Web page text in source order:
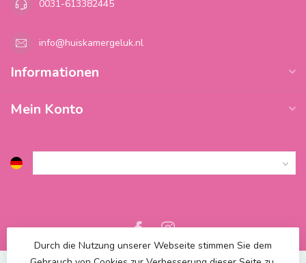
0031-613382445
info@huiskamergeluk.nl
Informationen
Mein Konto
Durch die Nutzung unserer Webseite stimmen Sie dem